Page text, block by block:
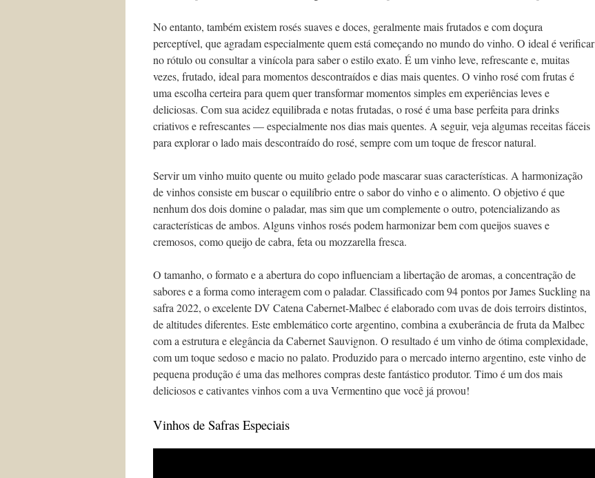
No entanto, também existem rosés suaves e doces, geralmente mais frutados e com doçura
perceptível, que agradam especialmente quem está começando no mundo do vinho. O ideal é verificar
no rótulo ou consultar a vinícola para saber o estilo exato. É um vinho leve, refrescante e, muitas
vezes, frutado, ideal para momentos descontraídos e dias mais quentes. O vinho rosé com frutas é
uma escolha certeira para quem quer transformar momentos simples em experiências leves e
deliciosas. Com sua acidez equilibrada e notas frutadas, o rosé é uma base perfeita para drinks
criativos e refrescantes — especialmente nos dias mais quentes. A seguir, veja algumas receitas fáceis
para explorar o lado mais descontraído do rosé, sempre com um toque de frescor natural.
Servir um vinho muito quente ou muito gelado pode mascarar suas características. A harmonização
de vinhos consiste em buscar o equilíbrio entre o sabor do vinho e o alimento. O objetivo é que
nenhum dos dois domine o paladar, mas sim que um complemente o outro, potencializando as
características de ambos. Alguns vinhos rosés podem harmonizar bem com queijos suaves e
cremosos, como queijo de cabra, feta ou mozzarella fresca.
O tamanho, o formato e a abertura do copo influenciam a libertação de aromas, a concentração de
sabores e a forma como interagem com o paladar. Classificado com 94 pontos por James Suckling na
safra 2022, o excelente DV Catena Cabernet-Malbec é elaborado com uvas de dois terroirs distintos,
de altitudes diferentes. Este emblemático corte argentino, combina a exuberância de fruta da Malbec
com a estrutura e elegância da Cabernet Sauvignon. O resultado é um vinho de ótima complexidade,
com um toque sedoso e macio no palato. Produzido para o mercado interno argentino, este vinho de
pequena produção é uma das melhores compras deste fantástico produtor. Timo é um dos mais
deliciosos e cativantes vinhos com a uva Vermentino que você já provou!
Vinhos de Safras Especiais